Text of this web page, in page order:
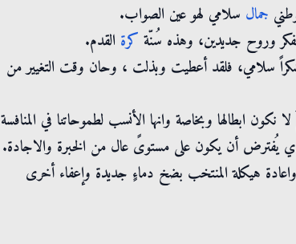
جمال سلامي لهو عين الصواب.
وروح جديدين، وهذه سُنّة كرة القدم.
سلامي، فلقد أعطيت وبذلت ، وحان وقت التغيير من
ابطالها وبخاصة وانها الأنسب لطموحاتنا في المنافسة
يُفترض أن يكون على مستوىً عال من الخبرة والاجادة.
هيكلة المنتخب بضخ دماءٍ جديدة وإعفاء أخرى